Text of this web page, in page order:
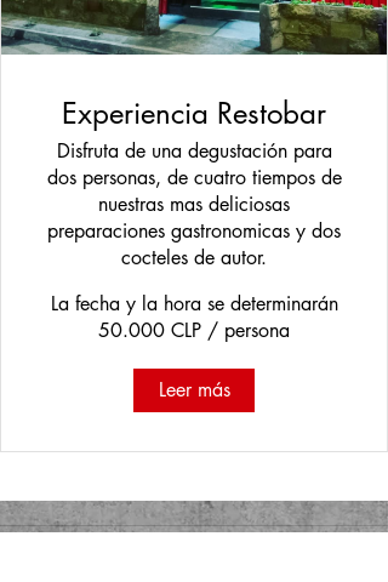
Experiencia Restobar
Disfruta de una degustación para
dos personas, de cuatro tiempos de
nuestras mas deliciosas
preparaciones gastronomicas y dos
cocteles de autor.
La fecha y la hora se determinarán
50.000 CLP / persona
Leer más